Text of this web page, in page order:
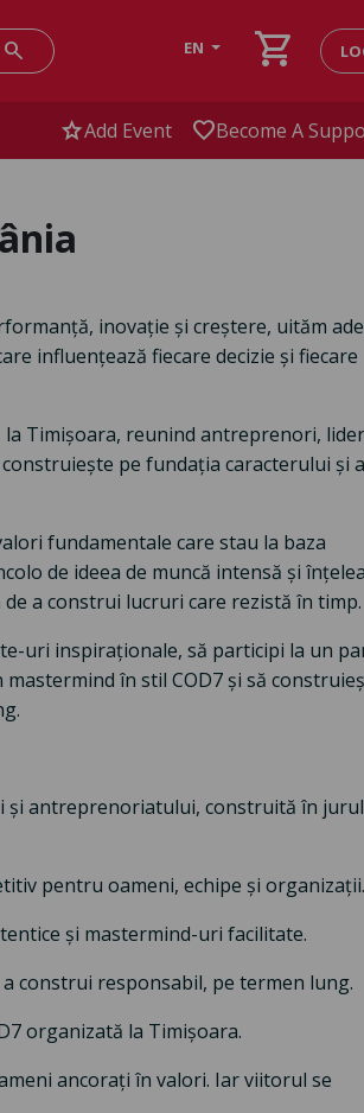
search EN shopping_cart
starAdd Event favoriteBecome A
inovație și creștere, uităm
influențează fiecare decizie și fiecare
Timișoara, reunind antreprenori,
pe fundația caracterului și a
fundamentale care stau la baza
de ideea de muncă intensă și
a construi lucruri care rezistă în timp.
uri inspiraționale, să participi la un
în stil COD7 și să
și antreprenoriatului, construită în jurul
pentru oameni, echipe și organizații.
și mastermind-uri facilitate.
construi responsabil, pe termen lung.
organizată la Timișoara.
ancorați în valori. Iar viitorul se